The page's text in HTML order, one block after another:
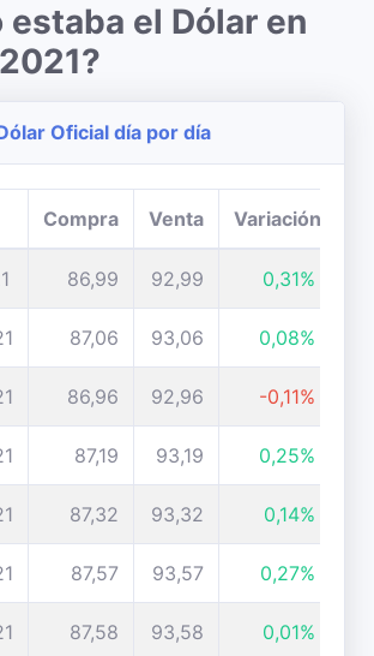
estaba el Dólar en
Oficial día por día
Compra Venta Variación
86,99 92,99 0,31%
87,06 93,06 0,08%
86,96 92,96 -0,11%
87,19 93,19 0,25%
87,32 93,32 0,14%
87,57 93,57 0,27%
87,58 93,58 0,01%